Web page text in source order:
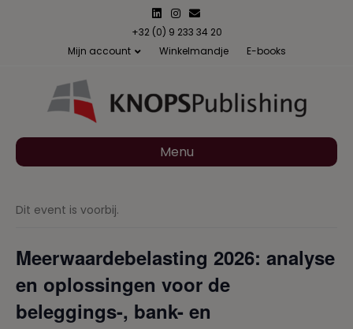
n
n
s
a
m
m
a
l
+32 (0) 9 233 34 20
Mijn account
Winkelmandje E-books
Menu
Dit event is voorbij.
Meerwaardebelasting 2026: analyse
en oplossingen voor de
beleggings-, bank- en